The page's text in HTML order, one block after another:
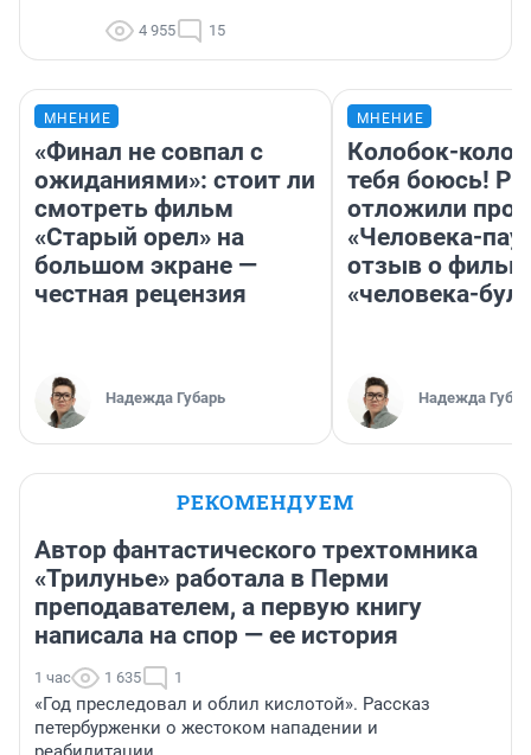
4 955 15
МНЕНИЕ
«Финал не совпал с
ожиданиями»: стоит ли
смотреть фильм
«Старый орел» на
большом экране —
честная рецензия
Надежда Губарь
МНЕНИЕ
Колобок-
тебя боюсь!
отложили
«Человека-
отзыв о
«человека-
Надежда
РЕКОМЕНДУЕМ
Автор фантастического трехтомника
«Трилунье» работала в Перми
преподавателем, а первую книгу
написала на спор — ее история
1 час 1 635 1
«Год преследовал и облил кислотой». Рассказ
петербурженки о жестоком нападении и